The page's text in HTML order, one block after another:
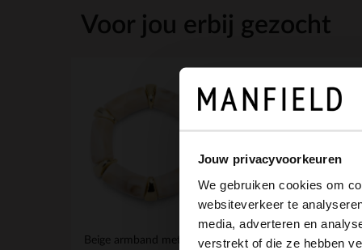
Jouw privacyvoorkeuren
We gebruiken cookies om
websiteverkeer te
media, adverteren en
verstrekt of die ze hebben
Voor jou erbij gezocht
Beige armband met gouden details